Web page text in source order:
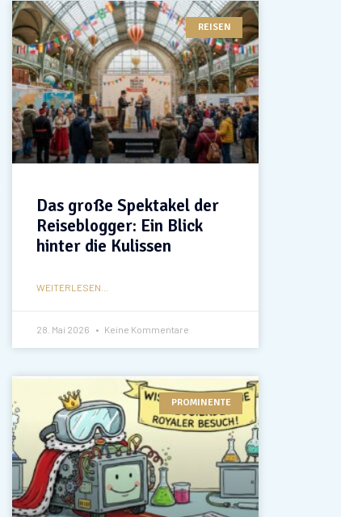
REISEN
Das große Spektakel der
Reiseblogger: Ein Blick
hinter die Kulissen
WEITERLESEN...
28. Mai 2026 Keine Kommentare
PROMINENTE